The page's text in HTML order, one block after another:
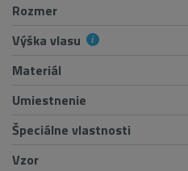
Rozmer
Výška vlasu
Materiál
Umiestnenie
Špeciálne vlastnosti
Vzor